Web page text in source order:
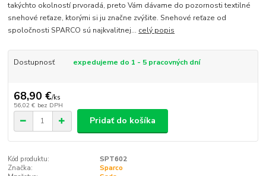
takýchto okolností prvoradá, preto Vám dávame do pozornosti textilné
snehové reťaze, ktorými si ju značne zvýšite. Snehové reťaze od
spoločnosti SPARCO sú najkvalitnej... celý popis
Dostupnosť expedujeme do 1 - 5 pracovných dní
68,90 €/ks
56,02 € bez DPH
Pridať do košíka
Kód produktu:
SPT602
Značka:
Sparco